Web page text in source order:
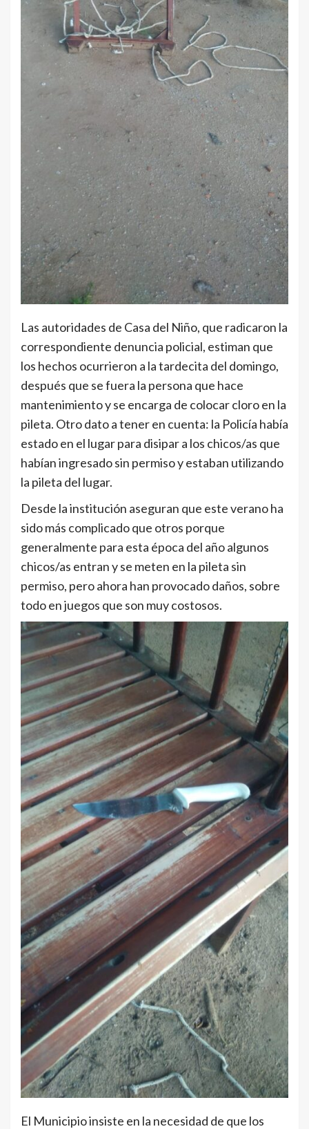
Las autoridades de Casa del Niño, que radicaron la
correspondiente denuncia policial, estiman que
los hechos ocurrieron a la tardecita del domingo,
después que se fuera la persona que hace
mantenimiento y se encarga de colocar cloro en la
pileta. Otro dato a tener en cuenta: la Policía había
estado en el lugar para disipar a los chicos/as que
habían ingresado sin permiso y estaban utilizando
la pileta del lugar.
Desde la institución aseguran que este verano ha
sido más complicado que otros porque
generalmente para esta época del año algunos
chicos/as entran y se meten en la pileta sin
permiso, pero ahora han provocado daños, sobre
todo en juegos que son muy costosos.
El Municipio insiste en la necesidad de que los